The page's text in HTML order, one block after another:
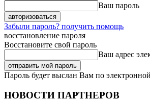
Ваш пароль
Забыли пароль? получить помощь
восстановление пароля
Восстановите свой пароль
Ваш адрес
Пароль будет выслан Вам по
НОВОСТИ ПАРТНЕРОВ